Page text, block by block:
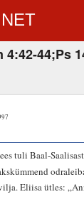
4:42-44;Ps
tuli Baal-
Eliisa ütles: